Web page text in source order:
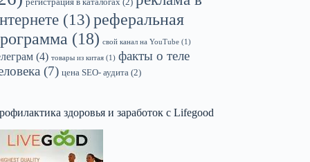
(13) реферальная
(18) свой канал на YouTube (1)
(4) товары из китая (1) факты о теле
(7) цена SEO- аудита (2)
здоровья и заработок с Lifegood